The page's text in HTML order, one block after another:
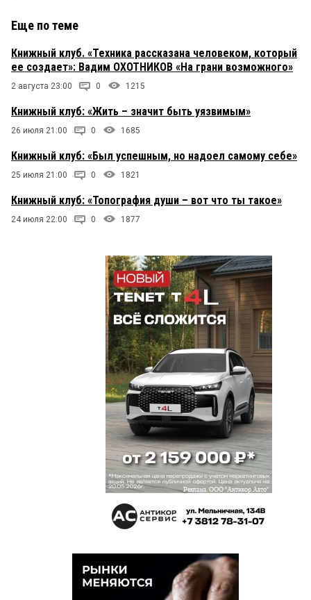
Еще по теме
Книжный клуб. «Техника рассказана человеком, который
ее создает»: Вадим ОХОТНИКОВ «На грани возможного»
2 августа 23:00 0 1215
Книжный клуб: «Жить – значит быть уязвимым»
26 июля 21:00 0 1685
Книжный клуб: «Был успешным, но надоел самому себе»
25 июля 21:00 0 1821
Книжный клуб: «Топография души – вот что ты такое»
24 июля 22:00 0 1877